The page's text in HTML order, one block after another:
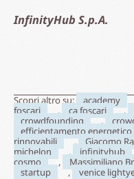
InfinityHub S.p.A.
Scopri altro su: academy
foscari
, ca foscari ,
crowdfounding
,
efficientamento energetico
rinnovabili
, Giacomo
michelon
, infinityhub
cosmo
, Massimiliano
startup
, venice